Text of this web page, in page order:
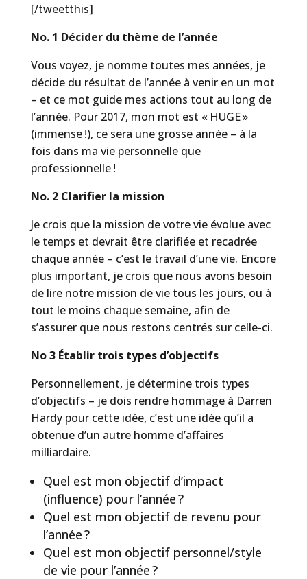
[/tweetthis]
No. 1 Décider du thème de l’année
Vous voyez, je nomme toutes mes années, je
décide du résultat de l’année à venir en un mot
– et ce mot guide mes actions tout au long de
l’année. Pour 2017, mon mot est « HUGE »
(immense !), ce sera une grosse année – à la
fois dans ma vie personnelle que
professionnelle !
No. 2 Clarifier la mission
Je crois que la mission de votre vie évolue avec
le temps et devrait être clarifiée et recadrée
chaque année – c’est le travail d’une vie. Encore
plus important, je crois que nous avons besoin
de lire notre mission de vie tous les jours, ou à
tout le moins chaque semaine, afin de
s’assurer que nous restons centrés sur celle-ci.
No 3 Établir trois types d’objectifs
Personnellement, je détermine trois types
d’objectifs – je dois rendre hommage à Darren
Hardy pour cette idée, c’est une idée qu’il a
obtenue d’un autre homme d’affaires
milliardaire.
Quel est mon objectif d’impact
(influence) pour l’année ?
Quel est mon objectif de revenu pour
l’année ?
Quel est mon objectif personnel/style
de vie pour l’année ?